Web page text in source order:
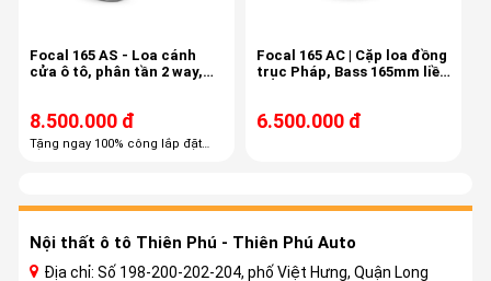
Focal 165 AS - Loa cánh
cửa ô tô, phân tần 2 way,
8.500.000 đ
Tặng ngay 100% công lắp đặt
Focal 165 AC | Cặp loa đồng
trục Pháp, Bass 165mm liền
6.500.000 đ
Nội thất ô tô Thiên Phú - Thiên Phú Auto
Địa chỉ: Số 198-200-202-204, phố Việt Hưng, Quận Long